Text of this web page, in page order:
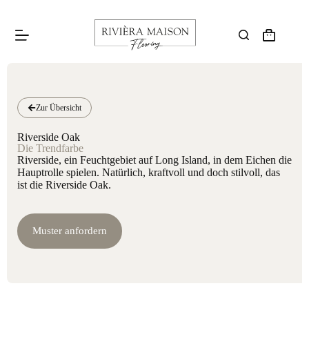
Zur Übersicht
Riverside Oak
Die Trendfarbe
Riverside, ein Feuchtgebiet auf Long Island, in dem Eichen die
Hauptrolle spielen. Natürlich, kraftvoll und doch stilvoll, das
ist die Riverside Oak.
Muster anfordern